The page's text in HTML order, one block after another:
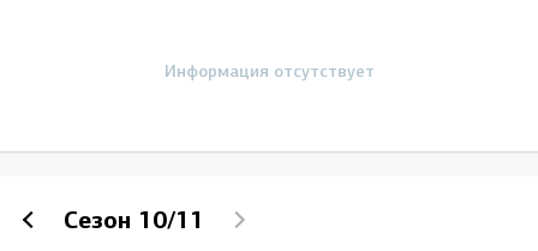
Информация отсутствует
Сезон 10/11